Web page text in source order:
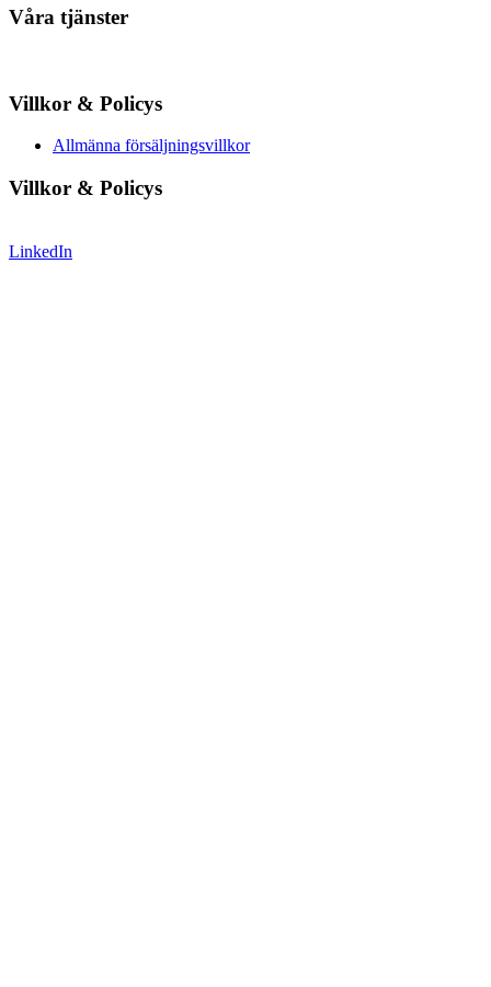
Våra tjänster
Villkor & Policys
Allmänna försäljningsvillkor
Villkor & Policys
LinkedIn